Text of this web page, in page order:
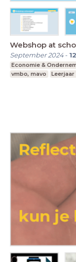
Webshop at
September 2024- 12
Economie &
vmbo, mavo
Leerjaar